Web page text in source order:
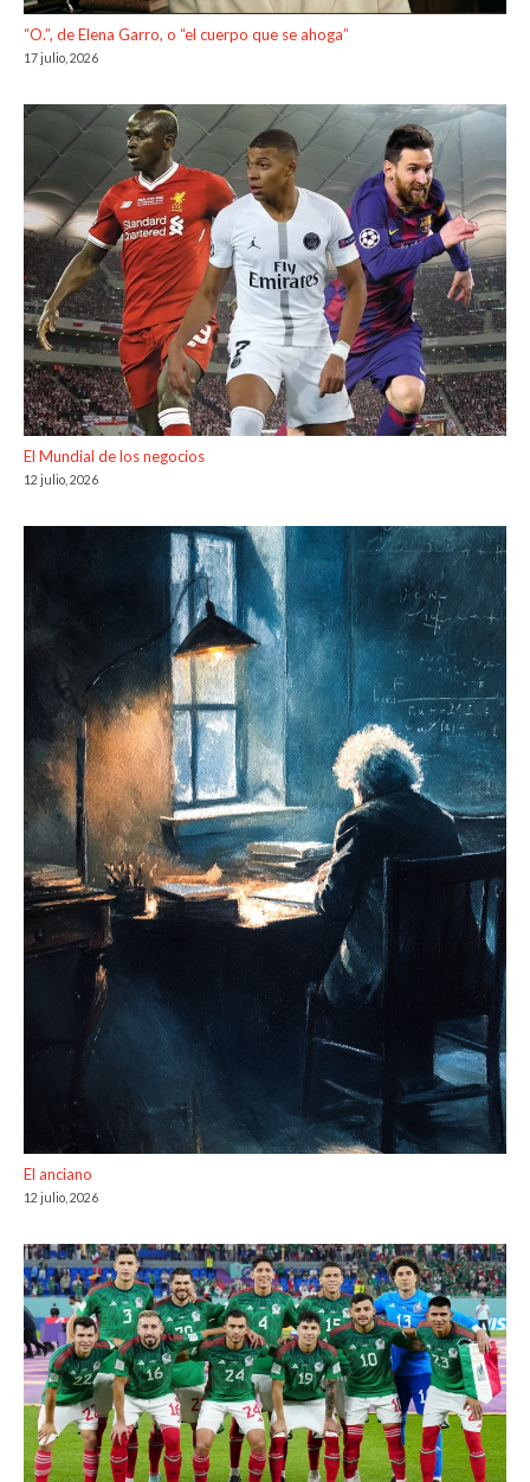
“O.”, de Elena Garro, o “el cuerpo que se ahoga”
17 julio, 2026
El Mundial de los negocios
12 julio, 2026
El anciano
12 julio, 2026